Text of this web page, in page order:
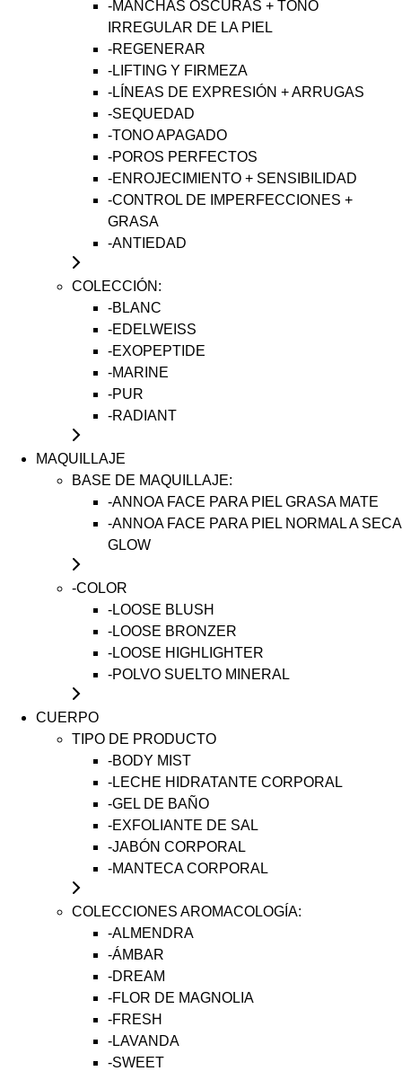
-MANCHAS OSCURAS + TONO
IRREGULAR DE LA PIEL
-REGENERAR
-LIFTING Y FIRMEZA
-LÍNEAS DE EXPRESIÓN + ARRUGAS
-SEQUEDAD
-TONO APAGADO
-POROS PERFECTOS
-ENROJECIMIENTO + SENSIBILIDAD
-CONTROL DE IMPERFECCIONES +
GRASA
-ANTIEDAD
COLECCIÓN:
-BLANC
-EDELWEISS
-EXOPEPTIDE
-MARINE
-PUR
-RADIANT
MAQUILLAJE
BASE DE MAQUILLAJE:
-ANNOA FACE PARA PIEL GRASA MATE
-ANNOA FACE PARA PIEL NORMAL A SECA
GLOW
-COLOR
-LOOSE BLUSH
-LOOSE BRONZER
-LOOSE HIGHLIGHTER
-POLVO SUELTO MINERAL
CUERPO
TIPO DE PRODUCTO
-BODY MIST
-LECHE HIDRATANTE CORPORAL
-GEL DE BAÑO
-EXFOLIANTE DE SAL
-JABÓN CORPORAL
-MANTECA CORPORAL
COLECCIONES AROMACOLOGÍA:
-ALMENDRA
-ÁMBAR
-DREAM
-FLOR DE MAGNOLIA
-FRESH
-LAVANDA
-SWEET